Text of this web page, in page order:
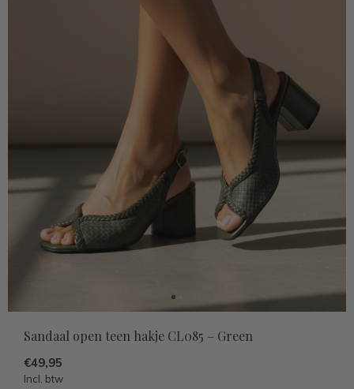
Sandaal open teen hakje CL085 – Green
€49,95
Incl. btw